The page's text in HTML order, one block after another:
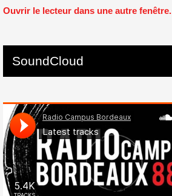
Ouvrir le lecteur dans une autre fenêtre.
SoundCloud